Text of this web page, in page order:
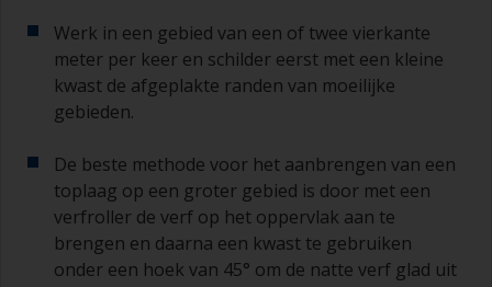
deze intervaltijd mist, moet u de primer schuren
of een nieuwe laag aanbrengen en ervoor
zorgen dat u de overschildertijd niet opnieuw
overschrijdt.
lopers of zakkers ontstaat (of als de lagen vuil
blijken te bevatten), moeten deze weggeschuurd
worden met schuurpapier korrelgrofte P120-220.
Begin met schuurpapier korrelgrofte P220 en als
dit steeds verstopt raakt, ga dan over op papier
Werk in een gebied van een of twee vierkante
meter per keer en schilder eerst met een kleine
kwast de afgeplakte randen van moeilijke
gebieden.
De beste methode voor het aanbrengen van een
toplaag op een groter gebied is door met een
verfroller de verf op het oppervlak aan te
brengen en daarna een kwast te gebruiken
onder een hoek van 45° om de natte verf glad uit